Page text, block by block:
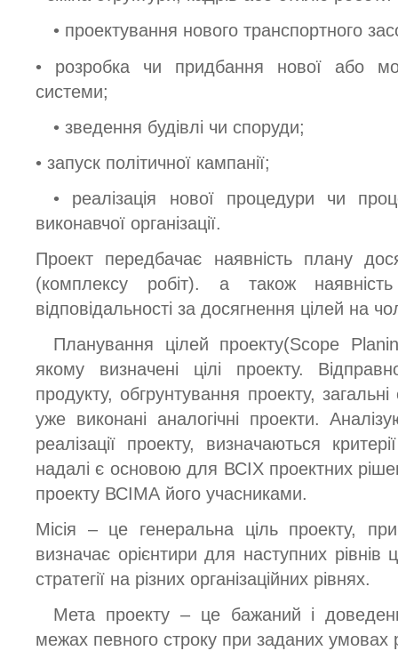
• проектування нового транспортного
• розробка чи придбання нової або
системи;
• зведення будівлі чи споруди;
• запуск політичної кампанії;
• реалізація нової процедури чи
виконавчої організації.
Проект передбачає наявність плану
(комплексу робіт). а також
відповідальності за досягнення цілей на
Планування цілей проекту(Scope
якому визначені цілі проекту.
продукту, обгрунтування проекту,
уже виконані аналогічні проекти.
реалізації проекту, визначаються
надалі є основою для ВСІХ проектних
проекту ВСІМА його учасниками.
Місія – це генеральна ціль проекту,
визначає орієнтири для наступних
стратегії на різних організаційних рівнях.
Мета проекту – це бажаний і
межах певного строку при заданих умовах